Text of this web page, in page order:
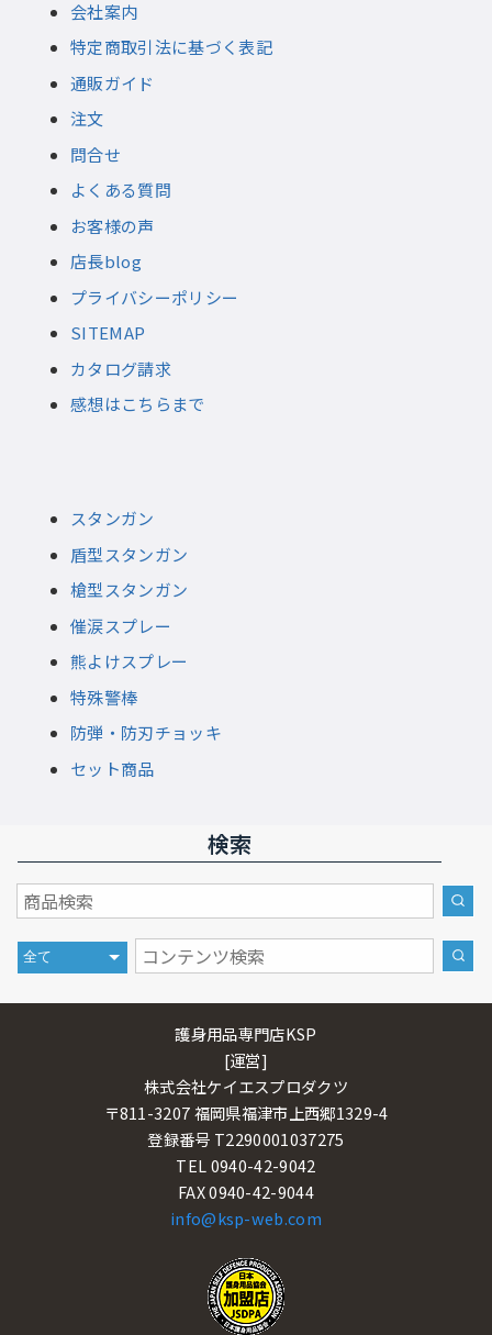
会社案内
特定商取引法に基づく表記
通販ガイド
注文
問合せ
よくある質問
お客様の声
店長blog
プライバシーポリシー
SITEMAP
カタログ請求
感想はこちらまで
スタンガン
盾型スタンガン
槍型スタンガン
催涙スプレー
熊よけスプレー
特殊警棒
防弾・防刃チョッキ
セット商品
検索
護身用品専門店KSP
[運営]
株式会社ケイエスプロダクツ
〒811-3207 福岡県福津市上西郷1329-4
登録番号 T2290001037275
TEL 0940-42-9042
FAX 0940-42-9044
info@ksp-web.com